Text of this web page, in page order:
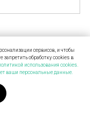
данных
сервисов, и чтобы
запретить обработку сookies в
использования cookies.
ваши персональные данные.